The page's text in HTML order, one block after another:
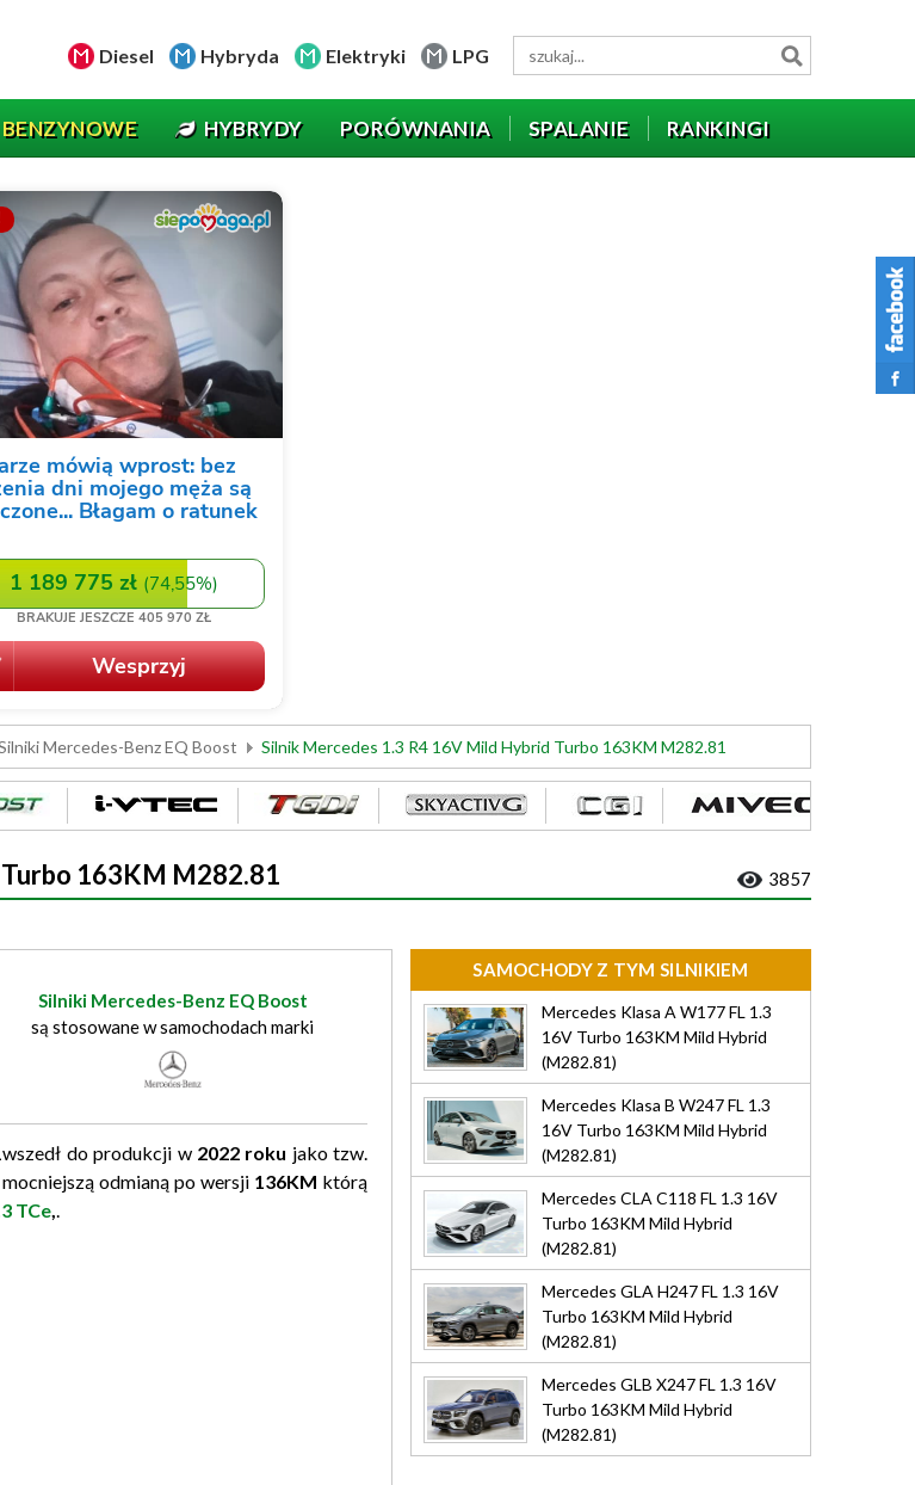
Diesel Hybryda Elektryki LPG
HYBRYDY PORÓWNANIA SPALANIE RANKINGI
Mercedes-Benz EQ Boost Silnik Mercedes 1.3 R4 16V Mild Hybrid Turbo 163KM M282.81
163KM M282.81 3857
Silniki Mercedes-Benz EQ Boost
są stosowane w samochodach marki
wszedł do produkcji w 2022 roku jako tzw.
mocniejszą odmianą po wersji 136KM którą
TCe,.
SAMOCHODY Z TYM SILNIKIEM
Mercedes Klasa A W177 FL 1.3
16V Turbo 163KM Mild Hybrid
(M282.81)
Mercedes Klasa B W247 FL 1.3
16V Turbo 163KM Mild Hybrid
(M282.81)
Mercedes CLA C118 FL 1.3 16V
Turbo 163KM Mild Hybrid
(M282.81)
Mercedes GLA H247 FL 1.3 16V
Turbo 163KM Mild Hybrid
(M282.81)
Mercedes GLB X247 FL 1.3 16V
Turbo 163KM Mild Hybrid
(M282.81)